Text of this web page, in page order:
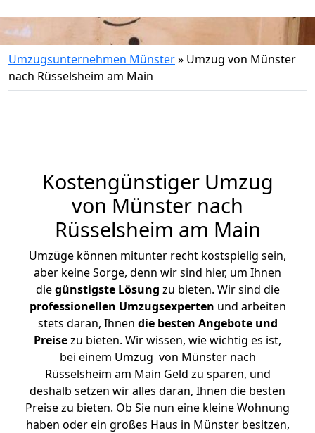
Umzugsunternehmen Münster» Umzug von Münster
nach Rüsselsheim am Main
Kostengünstiger Umzug
von Münster nach
Rüsselsheim am Main
Umzüge können mitunter recht kostspielig sein,
aber keine Sorge, denn wir sind hier, um Ihnen
diegünstigste Lösung zu bieten. Wir sind die
professionellen Umzugsexperten und arbeiten
stets daran, Ihnen die besten Angebote und
Preisezu bieten. Wir wissen, wie wichtig es ist,
bei einem Umzug von Münster nach
Rüsselsheim am Main Geld zu sparen, und
deshalb setzen wir alles daran, Ihnen die besten
Preise zu bieten. Ob Sie nun eine kleine Wohnung
haben oder ein großes Haus in Münster besitzen,